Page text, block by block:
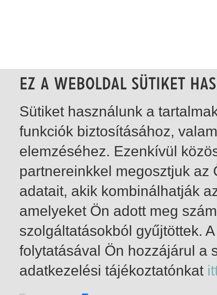
1-2 / total 2 hit
Sütiket használunk a
funkciók biztosításához,
elemzéséhez. Ezenkívül
partnereinkkel megosztjuk
adatait, akik kombinálhatják
amelyeket Ön adott meg
szolgáltatásokból gyűjtöttek.
folytatásával Ön hozzájárul a
adatkezelési tájékoztatónkat